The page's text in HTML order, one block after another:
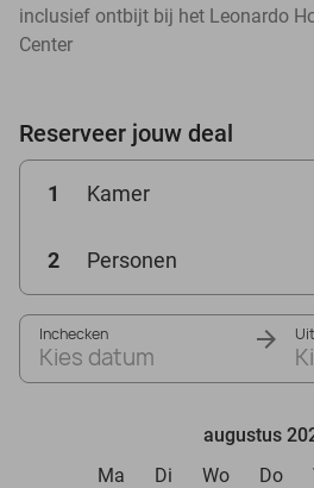
inclusief ontbijt bij het Leonardo
Center
Reserveer jouw deal
1 Kamer
2 Personen
Inchecken
Kies datum
augustus
Ma
Di Wo Do